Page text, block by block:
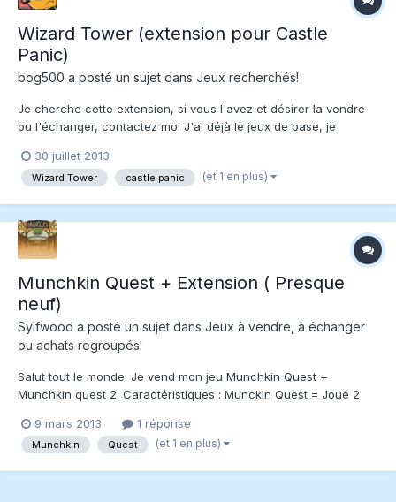
Wizard Tower (extension pour Castle
Panic)
bog500 a posté un sujet dans Jeux recherchés!
Je cherche cette extension, si vous l'avez et désirer la vendre
ou l'échanger, contactez moi J'ai déjà le jeux de base, je
30 juillet 2013
Wizard Tower castle panic (et 1 en plus)
Munchkin Quest + Extension ( Presque
neuf)
Sylfwood a posté un sujet dans Jeux à vendre, à échanger
ou achats regroupés!
Salut tout le monde. Je vend mon jeu Munchkin Quest +
Munchkin quest 2. Caractéristiques : Munckin Quest = Joué 2
déballé Valeur neuf : 64.99 + 44.99 = 109.98$ Prix que je
demande = 50 + 35 = 85$ (Je vend...
9 mars 2013 1 réponse
Munchkin Quest (et 1 en plus)